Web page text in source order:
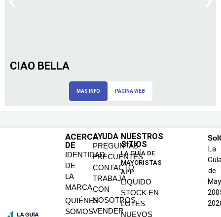
CIAO BELLA
MAS INFO PAGINA WEB
ACERCA
DE
IDENTIDAD
DE
LA
MARCA
QUIÉNES
SOMOS
AYUDA
PREGUNTAS
FRECUENTES
CONTACTO
TRABAJA
CON
NOSOTROS
VENDER
NUESTROS
SITIOS
LA GUÍA DE
MAYORISTAS
APP
LIQUIDO
STOCK EN
LOTES
NUEVOS
La
de